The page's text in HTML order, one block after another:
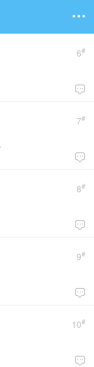

6#

7#

8#

9#

10#
